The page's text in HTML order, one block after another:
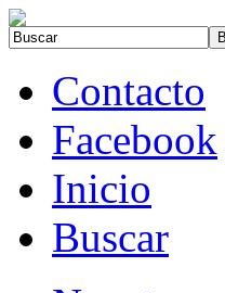
Contacto
Facebook
Inicio
Buscar